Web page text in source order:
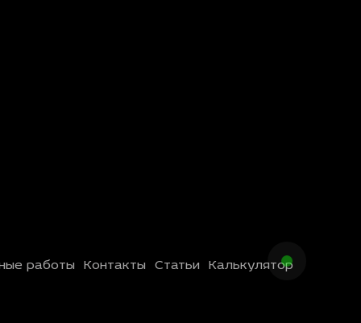
работы Контакты Статьи Калькулятор